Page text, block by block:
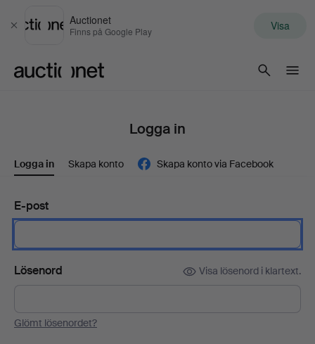
Stäng
Auctionet
Finns på Google Play Visa
Logga in
Logga in Skapa konto Skapa konto via Facebook
E-post
Lösenord Visa lösenord i klartext.
Glömt lösenordet?